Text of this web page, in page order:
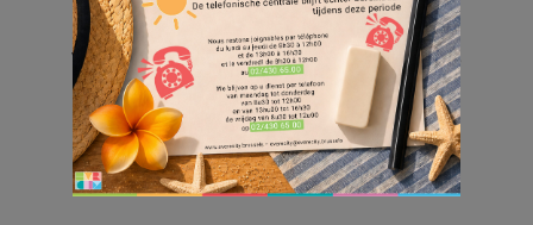
Voor meer informatie en inschrijving voor de
rommelmarkt :
https://agenda.brussels/nl/530647/buurtfeest-
picardie